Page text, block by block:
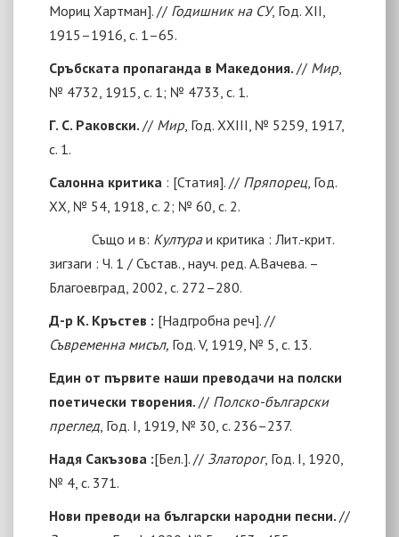
Мориц Хартман]. // Годишник на СУ, Год. ХII,
1915–1916, с. 1–65.
Сръбската пропаганда в Македония. // Мир,
№ 4732, 1915, с. 1; № 4733, с. 1.
Г. С. Раковски. // Мир, Год. ХХIII, № 5259, 1917,
с. 1.
Салонна критика : [Статия]. // Пряпорец, Год.
ХХ, № 54, 1918, с. 2; № 60, с. 2.
Също и в: Култураи критика : Лит.-крит.
зигзаги : Ч. 1 / Състав., науч. ред. А.Вачева. –
Благоевград, 2002, с. 272–280.
Д-р К. Кръстев : [Надгробна реч]. //
Съвременна мисъл, Год. V, 1919, № 5, с. 13.
Един от първите наши преводачи на полски
поетически творения. // Полско-български
преглед , Год. I, 1919, № 30, с. 236–237.
Надя Сакъзова :[Бел.]. // Златорог, Год. I, 1920
№ 4, с. 371.
Нови преводи на български народни песни. //